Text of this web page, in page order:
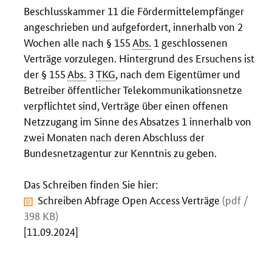
Beschlusskammer 11 die Fördermittelempfänger
angeschrieben und aufgefordert, innerhalb von 2
Wochen alle nach § 155Abs. 1 geschlossenen
Verträge vorzulegen. Hintergrund des Ersuchens ist
der § 155Abs. 3TKG, nach dem Eigentümer und
Betreiber öffentlicher Telekommunikationsnetze
verpflichtet sind, Verträge über einen offenen
Netzzugang im Sinne des Absatzes 1 innerhalb von
zwei Monaten nach deren Abschluss der
Bundesnetzagentur zur Kenntnis zu geben.
Das Schreiben finden Sie hier:
Schreiben Abfrage Open Access Verträge (pdf /
398 KB)
[11.09.2024]